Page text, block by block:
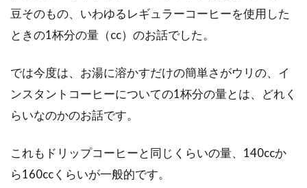
2歳児などの幼児のお菓子の食べ過
ても可愛いですよね。幼児は、まだまだ食欲に
むら...
グルテンフリーなパンなら市販のア
豆そのもの、いわゆるレギュラーコーヒーを使用した
ときの1杯分の量（cc）のお話でした。
では今度は、お湯に溶かすだけの簡単さがウリの、イ
ンスタントコーヒーについての1杯分の量とは、どれく
らいなのかのお話です。
これもドリップコーヒーと同じくらいの量、140ccか
ら160ccくらいが一般的です。